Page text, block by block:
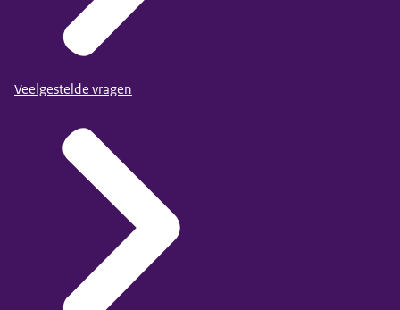
Veelgestelde vragen